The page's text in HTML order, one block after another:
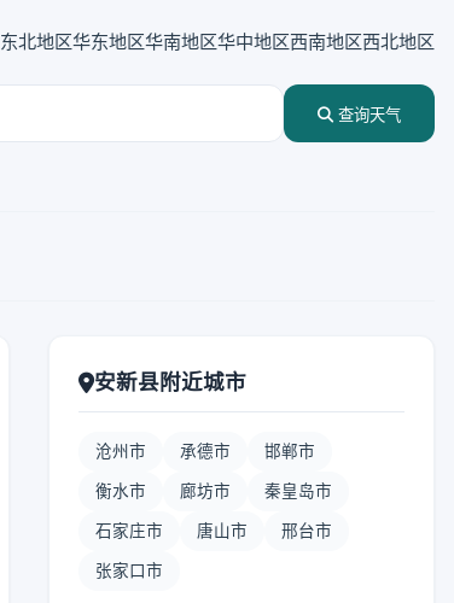
东北地区华东地区华南地区华中地区西南地区西北地区
查询天气
安新县附近城市
沧州市 承德市 邯郸市
衡水市 廊坊市 秦皇岛市
石家庄市 唐山市 邢台市
张家口市